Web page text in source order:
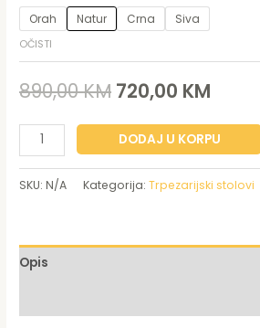
Orah Natur Crna Siva
OČISTI
890,00KM 720,00 KM
DODAJ U KORPU
SKU:N/A Kategorija:Trpezarijski stolovi
Opis